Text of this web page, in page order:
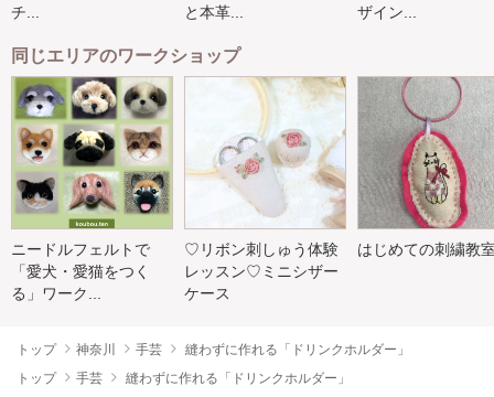
チ...
と本革...
ザイン...
同じエリアのワークショップ
ニードルフェルトで
「愛犬・愛猫をつく
る」ワーク...
♡リボン刺しゅう体験
レッスン♡ミニシザー
ケース
はじめての刺繍教
トップ 神奈川 手芸
縫わずに作れる「ドリンクホルダー」
トップ
手芸
縫わずに作れる「ドリンクホルダー」